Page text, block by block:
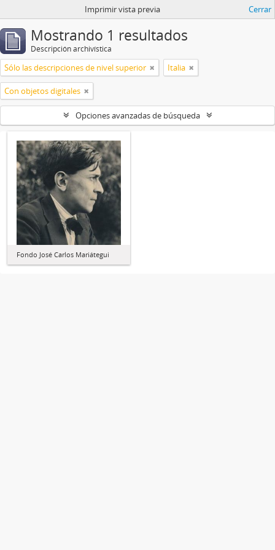
Imprimir vista previa Cerrar
Mostrando 1 resultados
Descripción archivística
Sólo las descripciones de nivel superior Italia
Con objetos digitales
Opciones avanzadas de búsqueda
Fondo José Carlos Mariátegui